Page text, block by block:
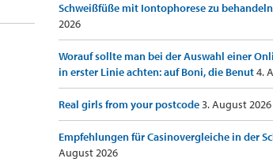
Schweißfüße mit Iontophorese zu
2026
Worauf sollte man bei der Auswahl einer
in erster Linie achten: auf Boni, die Benut4.
Real girls from your postcode3. August 2026
Empfehlungen für Casinovergleiche in der
August 2026